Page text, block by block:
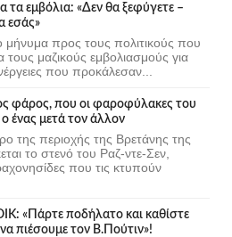
τα εμβόλια: «Δεν θα ξεφύγετε –
εσάς»
μήνυμα προς τους πολιτικούς που
τους μαζικούς εμβολιασμούς για
που προκάλεσαν...
φάρος, που οι φαροφύλακες του
ένας μετά τον άλλον
της περιοχής της Βρετάνης της
το στενό του Ραζ-ντε-Σεν,
που τις κτυπούν
«Πάρτε ποδήλατο και καθίστε
πιέσουμε τον Β.Πούτιν»!